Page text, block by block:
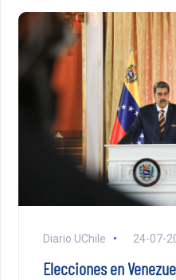
Diario UChile 24-07-
Elecciones en